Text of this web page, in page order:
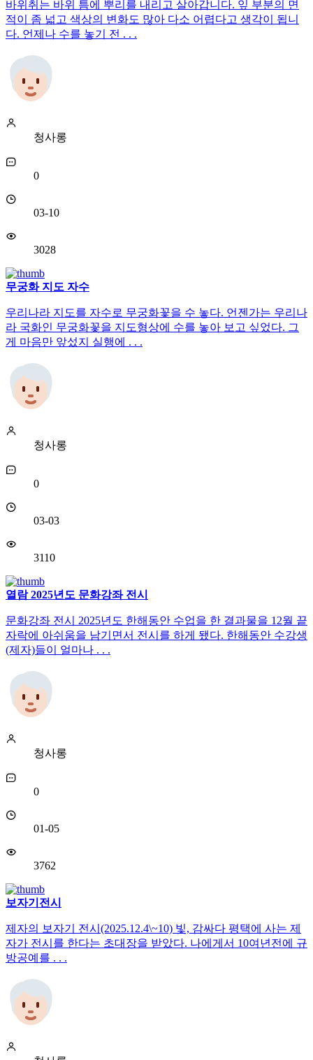
바위취는 바위 틈에 뿌리를 내리고 살아갑니다. 잎 부분의 면
적이 좀 넓고 색상의 변화도 많아 다소 어렵다고 생각이 됩니
다. 언제나 수를 놓기 전 . . .
청사롱
0
03-10
3028
무궁화 지도 자수
우리나라 지도를 자수로 무궁화꽃을 수 놓다. 언젠가는 우리나
라 국화인 무궁화꽃을 지도형상에 수를 놓아 보고 싶었다. 그
게 마음만 앞섰지 실행에 . . .
청사롱
0
03-03
3110
열람2025년도 문화강좌 전시
문화강좌 전시 2025년도 한해동안 수업을 한 결과물을 12월 끝
자락에 아쉬움을 남기면서 전시를 하게 됐다. 한해동안 수강생
(제자)들이 얼마나 . . .
청사롱
0
01-05
3762
보자기전시
제자의 보자기 전시(2025.12.4\~10) 빛, 감싸다 평택에 사는 제
자가 전시를 한다는 초대장을 받았다. 나에게서 10여년전에 규
방공예를 . . .